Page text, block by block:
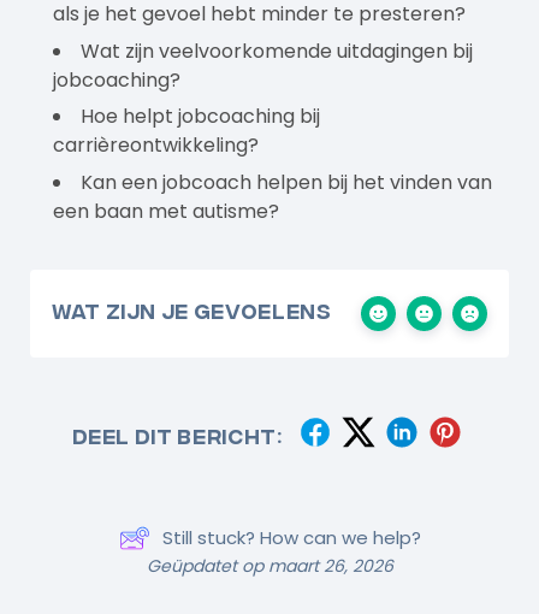
als je het gevoel hebt minder te presteren?
Wat zijn veelvoorkomende uitdagingen bij
jobcoaching?
Hoe helpt jobcoaching bij
carrièreontwikkeling?
Kan een jobcoach helpen bij het vinden van
een baan met autisme?
Wat zijn je gevoelens
Deel dit bericht:
Still stuck? How can we help?
Geüpdatet op maart 26, 2026